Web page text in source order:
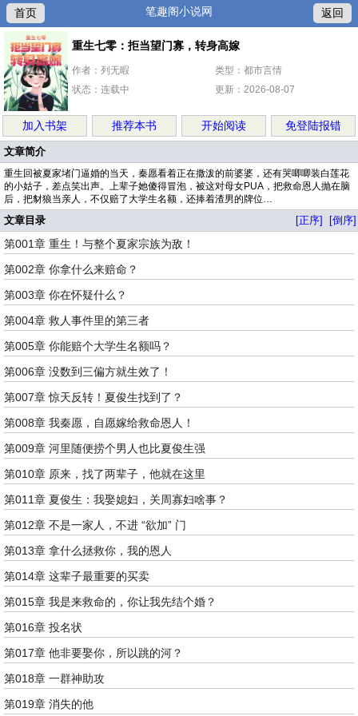
首页 笔趣阁小说网 返回
重生七零：拒当望门寡，转身高嫁
作者：列无暇
类型：都市言情
状态：连载中
更新：2026-08-07
加入书架 推荐本书 开始阅读 免登陆报错
文章简介
重生回被夏家堵门逼婚的当天，秦愿看着正在撒泼的前婆婆，还有哭唧唧装白莲花
的小姑子，差点笑出声。上辈子她傻得冒泡，被这对母女PUA，把救命恩人抛在脑
后，把豺狼当亲人，不仅赔了大学生名额，还捧着渣男的牌位…
文章目录 [正序] [倒序]
第001章 重生！与整个夏家宗族为敌！
第002章 你拿什么来赔命？
第003章 你在怀疑什么？
第004章 救人事件里的第三者
第005章 你能赔个大学生名额吗？
第006章 没数到三偏方就生效了！
第007章 惊天反转！夏俊生找到了？
第008章 我秦愿，自愿嫁给救命恩人！
第009章 河里随便捞个男人也比夏俊生强
第010章 原来，找了两辈子，他就在这里
第011章 夏俊生：我娶媳妇，关周寡妇啥事？
第012章 不是一家人，不进 “欲加” 门
第013章 拿什么拯救你，我的恩人
第014章 这辈子最重要的买卖
第015章 我是来救命的，你让我先结个婚？
第016章 投名状
第017章 他非要娶你，所以跳的河？
第018章 一群神助攻
第019章 消失的他